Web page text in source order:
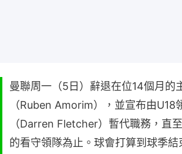
曼聯周一（5日）辭退在位14個月的
（Ruben Amorim），並宣布由U18
（Darren Fletcher）暫代職務，直
的看守領隊為止。球會打算到球季